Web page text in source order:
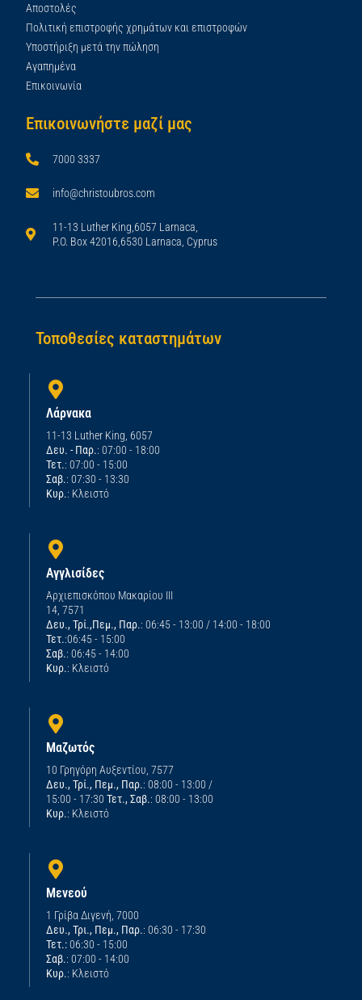
Αποστολές
Πολιτική επιστροφής χρημάτων και επιστροφών
Υποστήριξη μετά την πώληση
Αγαπημένα
Επικοινωνία
Επικοινωνήστε μαζί μας
7000 3337
info@christoubros.com
11-13 Luther King,6057 Larnaca,
P.O. Box 42016,6530 Larnaca, Cyprus
Τοποθεσίες καταστημάτων
Λάρνακα
11-13 Luther King, 6057
Δευ. - Παρ.: 07:00 - 18:00
Τετ.: 07:00 - 15:00
Σαβ.: 07:30 - 13:30
Κυρ.: Κλειστό
Αγγλισίδες
Αρχιεπισκόπου Μακαρίου ΙΙΙ
14, 7571
Δευ., Τρί.,Πεμ., Παρ.: 06:45 - 13:00 / 14:00 - 18:00
Τετ.:06:45 - 15:00
Σαβ.: 06:45 - 14:00
Κυρ.: Κλειστό
Μαζωτός
10 Γρηγόρη Αυξεντίου, 7577
Δευ., Τρί., Πεμ., Παρ.: 08:00 - 13:00 /
15:00 - 17:30 Τετ., Σαβ.: 08:00 - 13:00
Κυρ.: Κλειστό
Μενεού
1 Γρίβα Διγενή, 7000
Δευ., Τρι., Πεμ., Παρ.: 06:30 - 17:30
Τετ.:06:30 - 15:00
Σαβ.: 07:00 - 14:00
Κυρ.: Κλειστό